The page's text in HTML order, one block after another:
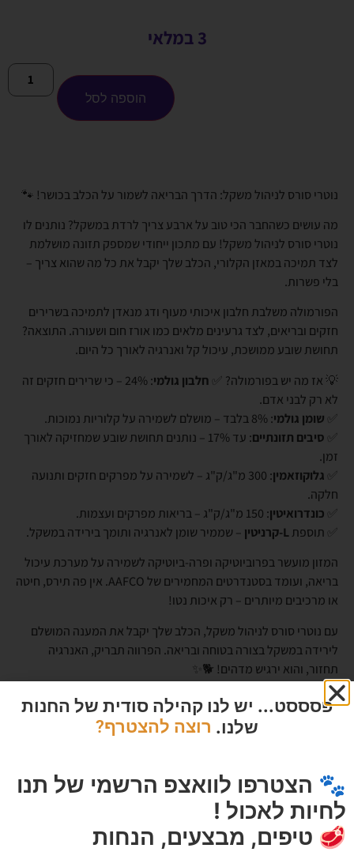
3 במלאי
הוספה לסל
נוטרי סורס לניהול משקל: הדרך הבריאה לשמור על הכלב בכושר! 🐾
מה עושים כשהחבר הכי טוב על ארבע צריך לרדת במשקל? נותנים לו
נוטרי סורס לניהול משקל! עם מתכון ייחודי שמספק תזונה מושלמת
לצד תמיכה במאזן הקלורי, הכלב שלך יקבל את כל מה שהוא צריך –
בלי פשרות.
הפורמולה משלבת חלבון איכותי מעוף ודג מנאדן לתמיכה בשרירים
חזקים ובריאים, לצד גרעינים מלאים כמו אורז חום ושעורה. התוצאה?
תחושת שובע ממושכת, עיכול קל ואנרגיה לאורך כל היום.
💡 אז מה יש בפורמולה? ✅ חלבון גולמי
: 24% – כי שרירים חזקים זה
לא רק לבני אדם.
שומן גולמי: 8% בלבד – מושלם לשמירה על קלוריות נמוכות.
סיבים תזונתיים
: עד 17% – נותנים תחושת שובע שמחזיקה לאורך
זמן.
גלוקוזאמין
: 300 מ"ג/ק"ג – לשמירה על מפרקים חזקים ותנועה
חלקה.
כונדרואיטין: 150 מ"ג/ק"ג – בריאות מפרקים ועצמות.
✅ תוספתL-קרניטין
– שממיר שומן לאנרגיה ותומך בירידה במשקל.
המזון מועשר בפרוביוטיקה ופרה-ביוטיקה לשמירה על מערכת עיכול
בריאה, ועומד בסטנדרטים המחמירים של AAFCO. אין פה תירס, חיטה
או מרכיבים מיותרים – רק איכות נטו!
עם נוטרי סורס לניהול משקל, הכלב שלך יקבל את המענה המושלם
לירידה במשקל בצורה בטוחה ובריאה. הפרווה תבריק, האנרגיה
תחזור, והוא ירגיש מדהים! 🐕✨
מוצרים מומלצים
פסססט... יש לנו קהילה סודית של החנות
שלנו. רוצה להצטרף?
🐾 הצטרפו לוואצפ הרשמי של תנו
לחיות לאכול !
🥩 טיפים, מבצעים, הנחות